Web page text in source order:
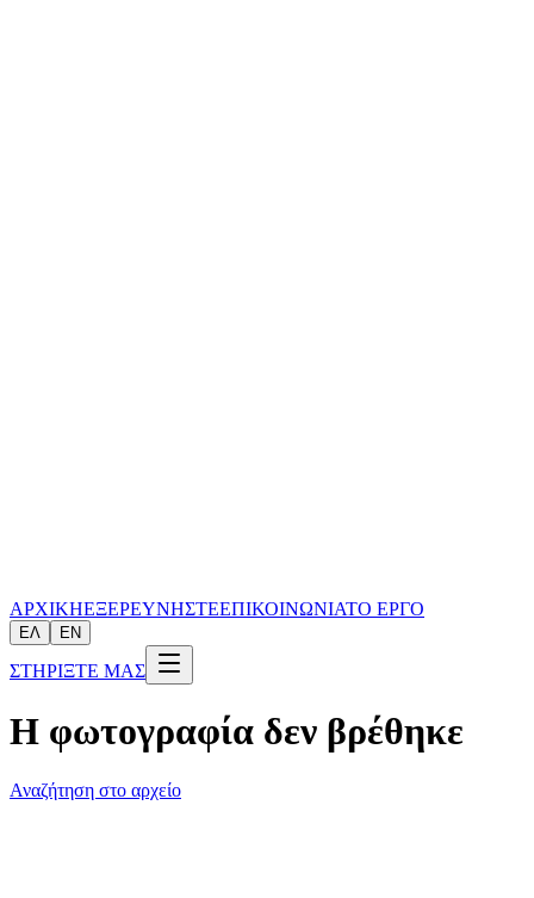
ΑΡΧΙΚΗΕΞΕΡΕΥΝΗΣΤΕΕΠΙΚΟΙΝΩΝΙΑΤΟ ΕΡΓΟ
ΕΛ EN
ΣΤΗΡΙΞΤΕ ΜΑΣ
Η φωτογραφία δεν βρέθηκε
Αναζήτηση στο αρχείο